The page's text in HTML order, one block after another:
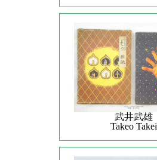
武井武雄
Takeo Takei